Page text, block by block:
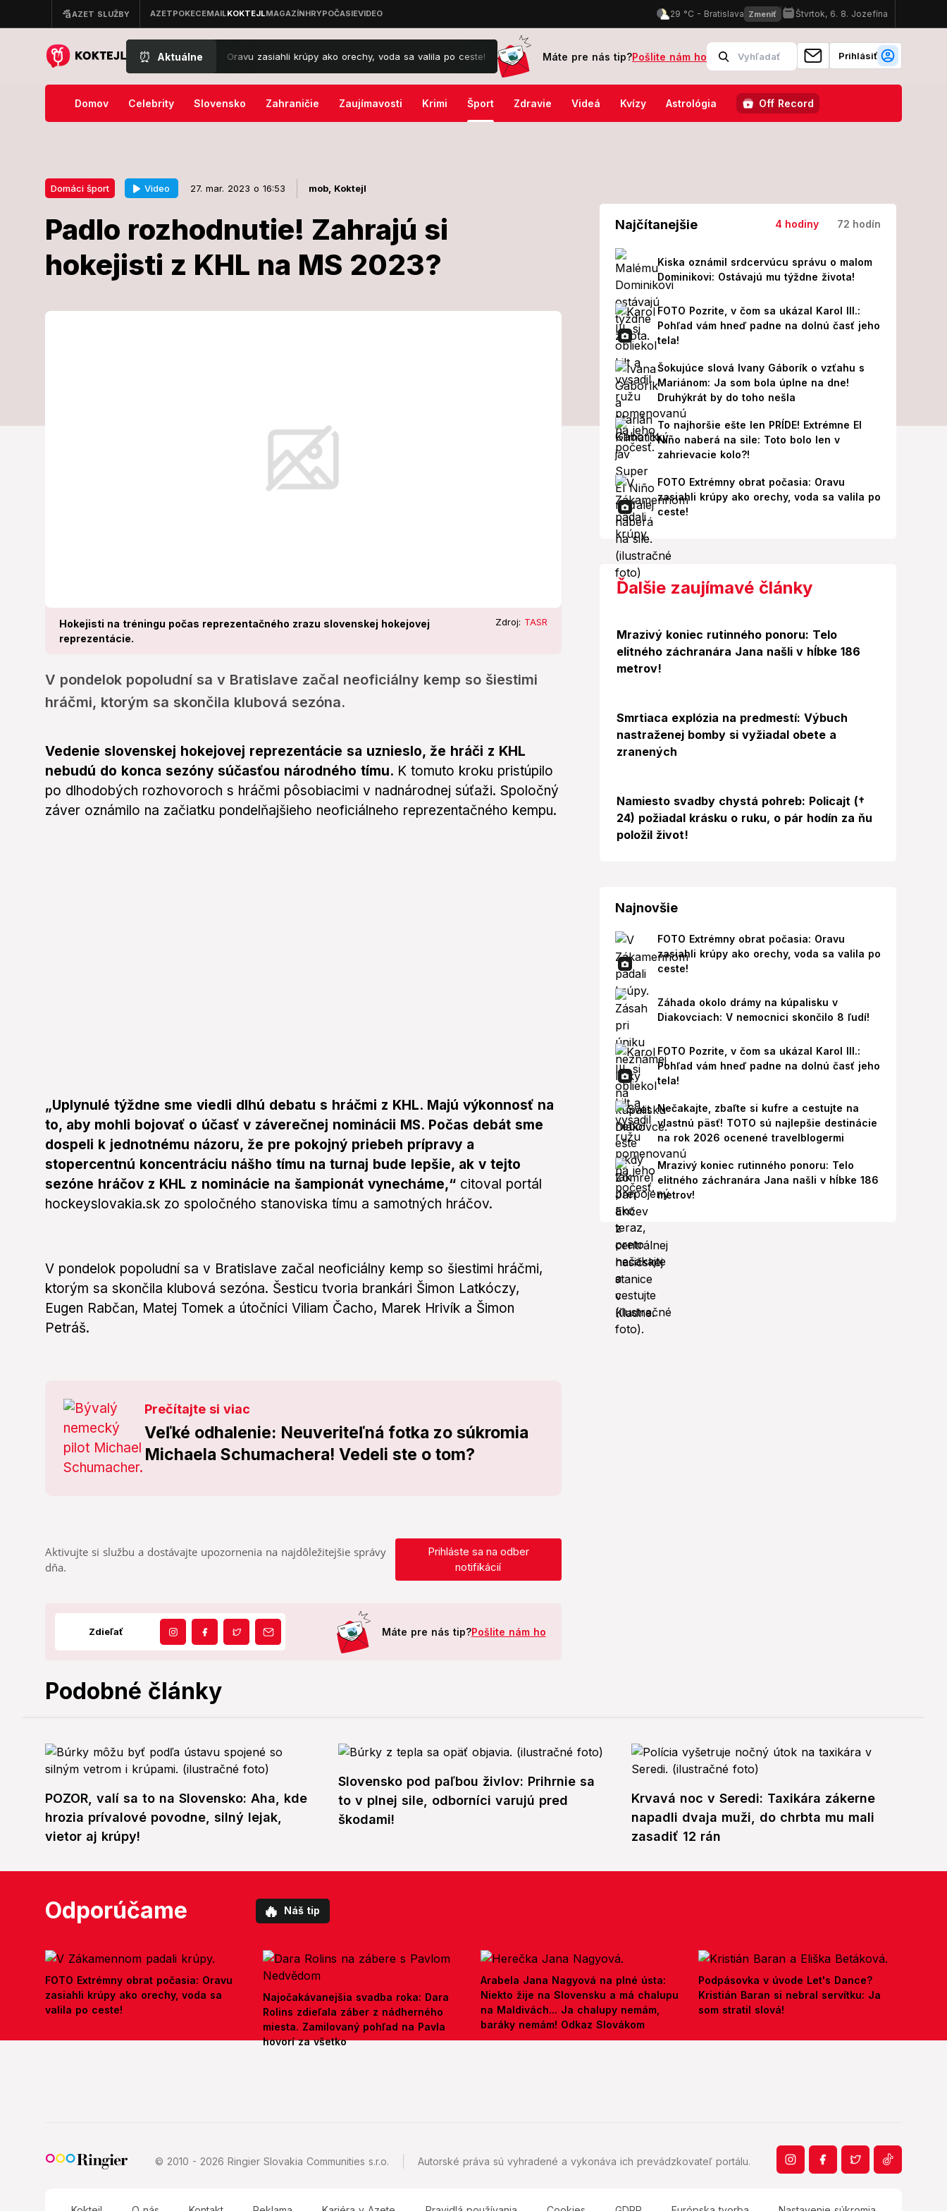
⏰ Aktuálne
FOTO Extrémny obrat počasia: Oravu zasiahli krúpy ako orechy, voda sa valila po ceste! Záhada okolo drámy na kúpalisku v Diakovciach: V nemocnici skončilo 8 ľudí! FOTO Pozrite, v čom
Máte pre nás tip?Pošlite nám ho Prihlásiť
Domov Celebrity Slovensko Zahraničie Zaujímavosti Krimi Šport Zdravie Videá Kvízy Astrológia Off Record
Domáci šport Video 27. mar. 2023 o 16:53 mob, Koktejl
Padlo rozhodnutie! Zahrajú si
hokejisti z KHL na MS 2023?
Hokejisti na tréningu počas reprezentačného zrazu slovenskej hokejovej
reprezentácie.
Zdroj: TASR
V pondelok popoludní sa v Bratislave začal neoficiálny kemp so šiestimi
hráčmi, ktorým sa skončila klubová sezóna.
Padlo rozhodnutie! Zahrajú si
Vedenie slovenskej hokejovej reprezentácie sa uznieslo, že hráči z KHL
nebudú do konca sezóny súčasťou národného tímu. K tomuto kroku pristúpilo
po dlhodobých rozhovoroch s hráčmi pôsobiacimi v nadnárodnej súťaži. Spoločný
záver oznámilo na začiatku pondelňajšieho neoficiálneho reprezentačného kempu.
„Uplynulé týždne sme viedli dlhú debatu s hráčmi z KHL. Majú výkonnosť na
to, aby mohli bojovať o účasť v záverečnej nominácii MS. Počas debát sme
dospeli k jednotnému názoru, že pre pokojný priebeh prípravy a
stopercentnú koncentráciu nášho tímu na turnaj bude lepšie, ak v tejto
sezóne hráčov z KHL z nominácie na šampionát vynecháme,“ citoval portál
hockeyslovakia.sk zo spoločného stanoviska tímu a samotných hráčov.
V pondelok popoludní sa v Bratislave začal neoficiálny kemp so šiestimi hráčmi,
ktorým sa skončila klubová sezóna. Šesticu tvoria brankári Šimon Latkóczy,
Eugen Rabčan, Matej Tomek a útočníci Viliam Čacho, Marek Hrivík a Šimon
Petráš.
Prečítajte si viac
Veľké odhalenie: Neuveriteľná fotka zo súkromia
Michaela Schumachera! Vedeli ste o tom?
Aktivujte si službu a dostávajte upozornenia na najdôležitejšie správy
dňa.
Prihláste sa na odber
notifikácií
Zdieľať Máte pre nás tip?Pošlite nám ho
Najčítanejšie 4 hodiny 72 hodín
Kiska oznámil srdcervúcu správu o malom
Dominikovi: Ostávajú mu týždne života!
FOTO Pozrite, v čom sa ukázal Karol III.:
Pohľad vám hneď padne na dolnú časť jeho
tela!
Šokujúce slová Ivany Gáborík o vzťahu s
Mariánom: Ja som bola úplne na dne!
Druhýkrát by do toho nešla
To najhoršie ešte len PRÍDE! Extrémne El
Niño naberá na sile: Toto bolo len v
zahrievacie kolo?!
FOTO Extrémny obrat počasia: Oravu
zasiahli krúpy ako orechy, voda sa valila po
ceste!
Ďalšie zaujímavé články
Mrazivý koniec rutinného ponoru: Telo
elitného záchranára Jana našli v hĺbke 186
metrov!
Smrtiaca explózia na predmestí: Výbuch
nastraženej bomby si vyžiadal obete a
zranených
Namiesto svadby chystá pohreb: Policajt (†
24) požiadal krásku o ruku, o pár hodín za ňu
položil život!
Najnovšie
FOTO Extrémny obrat počasia: Oravu
zasiahli krúpy ako orechy, voda sa valila po
ceste!
Záhada okolo drámy na kúpalisku v
Diakovciach: V nemocnici skončilo 8 ľudí!
FOTO Pozrite, v čom sa ukázal Karol III.:
Pohľad vám hneď padne na dolnú časť jeho
tela!
Nečakajte, zbaľte si kufre a cestujte na
vlastnú päsť! TOTO sú najlepšie destinácie
na rok 2026 ocenené travelblogermi
Mrazivý koniec rutinného ponoru: Telo
elitného záchranára Jana našli v hĺbke 186
metrov!
Podobné články
POZOR, valí sa to na Slovensko: Aha, kde
hrozia prívalové povodne, silný lejak,
vietor aj krúpy!
Slovensko pod paľbou živlov: Prihrnie sa
to v plnej sile, odborníci varujú pred
škodami!
Krvavá noc v Seredi: Taxikára zákerne
napadli dvaja muži, do chrbta mu mali
zasadiť 12 rán
Odporúčame 🔥 Náš tip
FOTO Extrémny obrat počasia: Oravu
zasiahli krúpy ako orechy, voda sa
valila po ceste!
Najočakávanejšia svadba roka: Dara
Rolins zdieľala záber z nádherného
miesta. Zamilovaný pohľad na Pavla
hovorí za všetko
Arabela Jana Nagyová na plné ústa:
Niekto žije na Slovensku a má chalupu
na Maldivách... Ja chalupy nemám,
baráky nemám! Odkaz Slovákom
Podpásovka v úvode Let's Dance?
Kristián Baran si nebral servítku: Ja
som stratil slová!
© 2010 - 2026 Ringier Slovakia Communities s.r.o. Autorské práva sú vyhradené a vykonáva ich prevádzkovateľ portálu.